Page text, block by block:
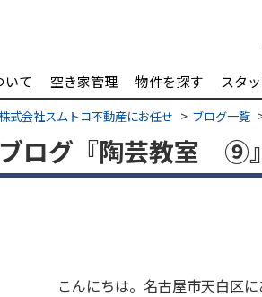
いて 空き家管理 物件を探す スタ
式会社スムトコ不動産にお任せ ブログ一覧
ログ『陶芸教室 ⑨』
こんにちは。名古屋市天白区